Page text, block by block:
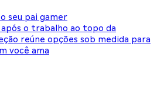
seu pai gamer
o trabalho ao topo da
reúne opções sob medida para
você ama